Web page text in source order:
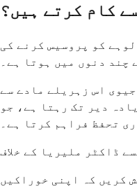
کام کرتے ہیں؟
کو پروسیس کرنے کی
چند دنوں میں ہوتا ہے۔
اس زہریلے مادے سے
دیر تک رہتا ہے، جو
تحفظ فراہم کرتا ہے۔
ڈاکٹر ملیریا کے خلاف
کریں کہ اپنی خوراکیں